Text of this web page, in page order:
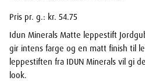
Pris pr. g.: kr. 54.75
Idun Minerals Matte leppestift
gir intens farge og en matt finish til
leppestiften fra IDUN Minerals vil gi
look.